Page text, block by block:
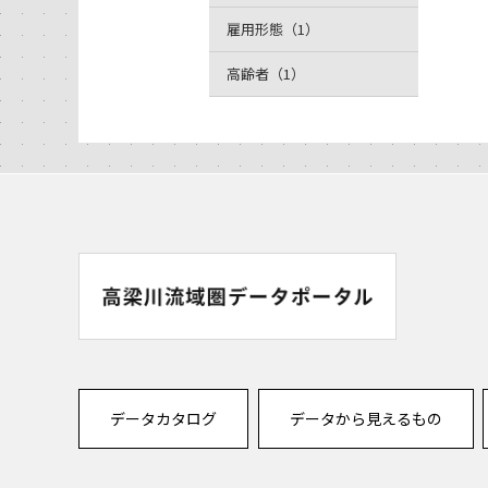
雇用形態（1）
高齢者（1）
データカタログ データから見えるもの